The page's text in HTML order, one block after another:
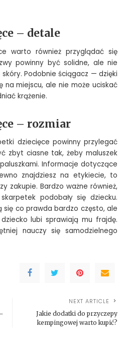
– detale
warto również przyglądać się
powinny być solidne, ale nie
Podobnie ściągacz — dzięki
na miejscu, ale nie może uciskać
krążenie.
– rozmiar
dziecięce powinny przylegać
zbyt ciasne tak, żeby maluszek
Informacje dotyczące
znajdziesz na etykiecie, to
zakupie. Bardzo ważne również,
podobały się dziecku.
się co prawda bardzo często, ale
lubi sprawiają mu frajdę.
nauczy się samodzielnego
NEXT ARTICLE
Jakie dodatki do przyczepy
kempingowej warto kupić?